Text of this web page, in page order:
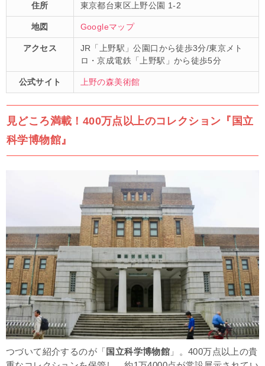
住所 東京都台東区上野公園 1-2
地図 Googleマップ
アクセス
JR「上野駅」公園口から徒歩3分/東京メト
ロ・京成電鉄「上野駅」から徒歩5分
公式サイト 上野の森美術館
見どころ満載！400万点以上のコレクション『国立
科学博物館』
つづいて紹介するのが「 国立科学博物館 」。400万点以上の貴